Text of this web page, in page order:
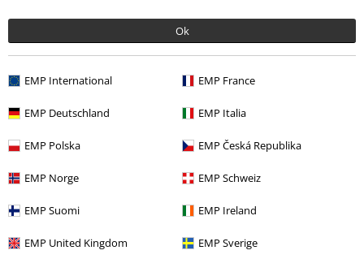
Ok
EMP International EMP France
EMP Deutschland EMP Italia
EMP Polska EMP Česká Republika
EMP Norge EMP Schweiz
EMP Suomi EMP Ireland
EMP United Kingdom EMP Sverige
Nyhedsbrev
Tilmeld dig nu og få en rabatkode på 15%! Mere
info